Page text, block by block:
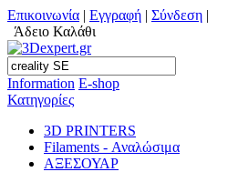
Επικοινωνία | Εγγραφή | Σύνδεση |
Άδειο Καλάθι
Information Ε-shop
Κατηγορίες
3D PRINTERS
Filaments - Αναλώσιμα
ΑΞΕΣΟΥΑΡ